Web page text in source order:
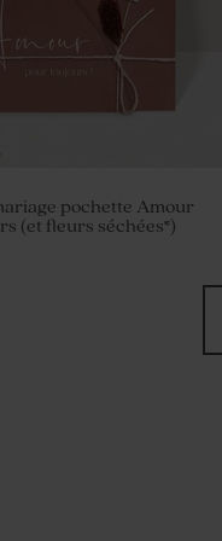
pochette Amour
(et fleurs séchées*)